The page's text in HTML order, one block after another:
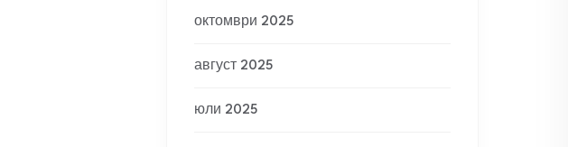
октомври 2025
август 2025
юли 2025